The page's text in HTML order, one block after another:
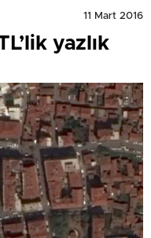
11 Mart 2016
yazlık